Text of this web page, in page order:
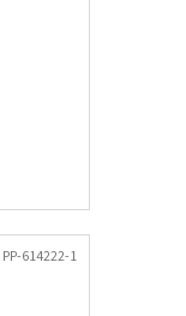
PP-614222-1